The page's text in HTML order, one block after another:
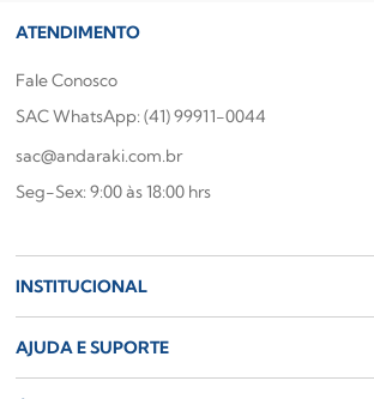
ATENDIMENTO
Fale Conosco
SAC WhatsApp: (41) 99911-0044
sac@andaraki.com.br
Seg-Sex: 9:00 às 18:00 hrs
INSTITUCIONAL
AJUDA E SUPORTE